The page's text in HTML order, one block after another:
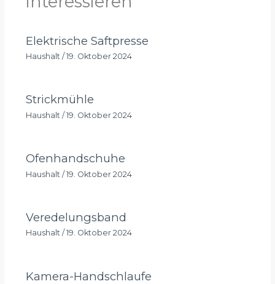
Elektrische Saftpresse
Haushalt / 19. Oktober 2024
Strickmühle
Haushalt /19. Oktober 2024
Ofenhandschuhe
Haushalt /19. Oktober 2024
Veredelungsband
Haushalt/ 19. Oktober 2024
Kamera-Handschlaufe